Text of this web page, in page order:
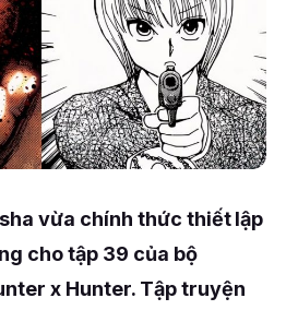
vừa chính thức thiết lập
cho tập 39 của bộ
x Hunter. Tập truyện